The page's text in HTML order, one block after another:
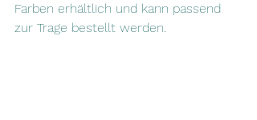
Farben erhältlich und kann passend
zur Trage bestellt werden.